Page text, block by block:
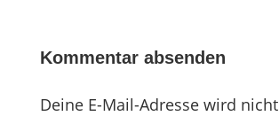
Kommentar absenden
Deine E-Mail-Adresse wird nicht